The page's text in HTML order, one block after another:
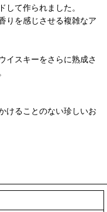
して作られました。
りを感じさせる複雑なア
イスキーをさらに熟成さ
けることのない珍しいお